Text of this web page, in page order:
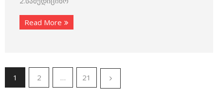
Read More
1 2 … 21